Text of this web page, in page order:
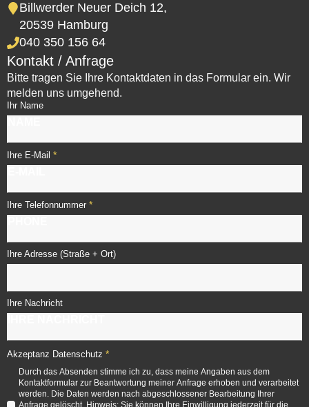
Billwerder Neuer Deich 12,
20539 Hamburg
040 350 156 64
Kontakt / Anfrage
Bitte tragen Sie Ihre Kontaktdaten in das Formular ein. Wir
melden uns umgehend.
Ihr Name
Ihre E-Mail *
Ihre Telefonnummer *
Ihre Adresse (Straße + Ort)
Ihre Nachricht
Akzeptanz Datenschutz *
Durch das Absenden stimme ich zu, dass meine Angaben aus dem
Kontaktformular zur Beantwortung meiner Anfrage erhoben und verarbeitet
werden. Die Daten werden nach abgeschlossener Bearbeitung Ihrer
Anfrage gelöscht. Hinweis: Sie können Ihre Einwilligung jederzeit für die